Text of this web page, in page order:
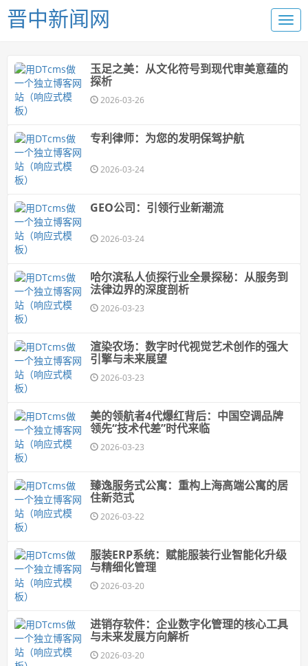
晋中新闻网
玉足之美：从文化符号到现代审美意蕴的
探析
2026-03-26
专利律师：为您的发明保驾护航
2026-03-24
GEO公司：引领行业新潮流
2026-03-24
哈尔滨私人侦探行业全景探秘：从服务到
法律边界的深度剖析
2026-03-23
渲染农场：数字时代视觉艺术创作的强大
引擎与未来展望
2026-03-23
美的领航者4代爆红背后：中国空调品牌
领先“技术代差”时代来临
2026-03-23
臻逸服务式公寓：重构上海高端公寓的居
住新范式
2026-03-22
服装ERP系统：赋能服装行业智能化升级
与精细化管理
2026-03-20
进销存软件：企业数字化管理的核心工具
与未来发展方向解析
2026-03-20